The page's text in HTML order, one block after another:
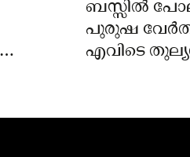
ബസ്സിൽ
പുരുഷ
എവിടെ